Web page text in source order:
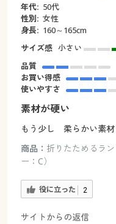
年代: 50代
性別: 女性
身長: 160～165cm
サイズ感 小さい
品質
お買い得感
使いやすさ
素材が硬い
もう少し 柔らかい素材
商品： 折りたためるラ
ー：C）
役に立った 2
サイトからの返信